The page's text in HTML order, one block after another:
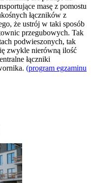
masę z pomostu
łączników z
że ustrój w taki sposób
przegubowych. Tak
podwieszonych, tak
zwykle nierówną ilość
łączniki
(program egzaminu